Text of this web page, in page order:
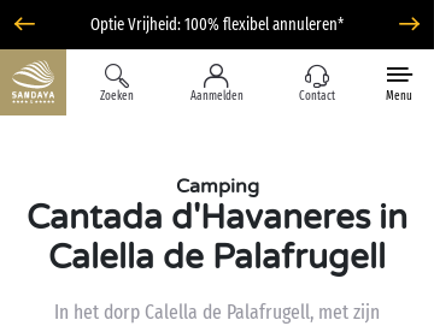
Optie Vrijheid: 100% flexibel annuleren*
Zoeken Aanmelden Contact Menu
Camping
Cantada d'Havaneres in
Calella de Palafrugell
In het dorp Calella de Palafrugell, met zijn